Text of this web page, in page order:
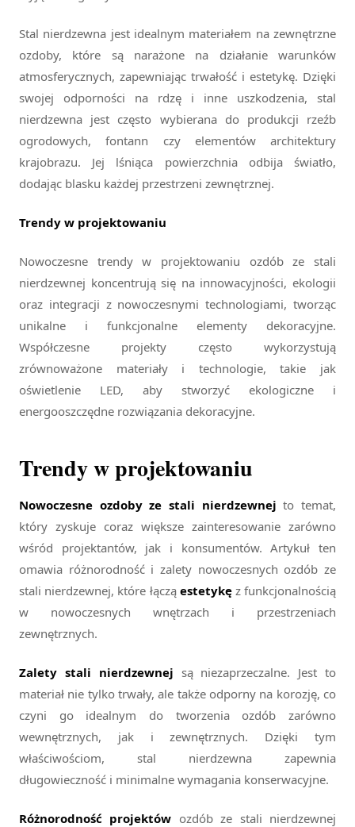
Stal nierdzewna jest idealnym materiałem na zewnętrzne
ozdoby, które są narażone na działanie warunków
atmosferycznych, zapewniając trwałość i estetykę. Dzięki
swojej odporności na rdzę i inne uszkodzenia, stal
nierdzewna jest często wybierana do produkcji rzeźb
ogrodowych, fontann czy elementów architektury
krajobrazu. Jej lśniąca powierzchnia odbija światło,
dodając blasku każdej przestrzeni zewnętrznej.
Trendy w projektowaniu
Nowoczesne trendy w projektowaniu ozdób ze stali
nierdzewnej koncentrują się na innowacyjności, ekologii
oraz integracji z nowoczesnymi technologiami, tworząc
unikalne i funkcjonalne elementy dekoracyjne.
Współczesne projekty często wykorzystują
zrównoważone materiały i technologie, takie jak
oświetlenie LED, aby stworzyć ekologiczne i
energooszczędne rozwiązania dekoracyjne.
Trendy w projektowaniu
Nowoczesne ozdoby ze stali nierdzewnej to temat,
który zyskuje coraz większe zainteresowanie zarówno
wśród projektantów, jak i konsumentów. Artykuł ten
omawia różnorodność i zalety nowoczesnych ozdób ze
stali nierdzewnej, które łączą estetykęz funkcjonalnością
w nowoczesnych wnętrzach i przestrzeniach
zewnętrznych.
Zalety stali nierdzewnej są niezaprzeczalne. Jest to
materiał nie tylko trwały, ale także odporny na korozję, co
czyni go idealnym do tworzenia ozdób zarówno
wewnętrznych, jak i zewnętrznych. Dzięki tym
właściwościom, stal nierdzewna zapewnia
długowieczność i minimalne wymagania konserwacyjne.
Różnorodność projektów ozdób ze stali nierdzewnej